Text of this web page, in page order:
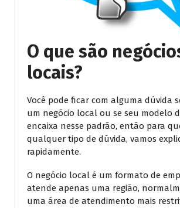
O que são
locais?
Você pode ficar com alguma dúvida
um negócio local ou se seu modelo
encaixa nesse padrão, então para
qualquer tipo de dúvida, vamos
rapidamente.
O negócio local é um formato de
atende apenas uma região,
uma área de atendimento mais